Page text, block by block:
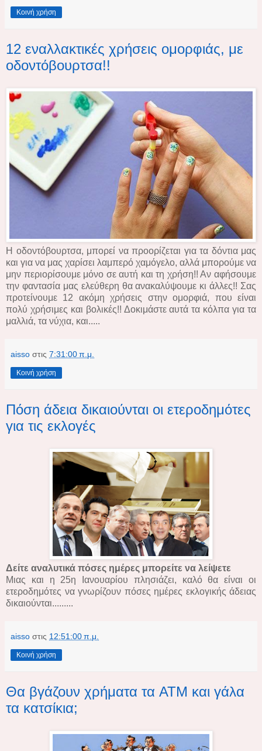
Κοινή χρήση
12 εναλλακτικές χρήσεις ομορφιάς, με
οδοντόβουρτσα!!
Η οδοντόβουρτσα, μπορεί να προορίζεται για τα δόντια μας
και για να μας χαρίσει λαμπερό χαμόγελο, αλλά μπορούμε να
μην περιορίσουμε μόνο σε αυτή και τη χρήση!! Αν αφήσουμε
την φαντασία μας ελεύθερη θα ανακαλύψουμε κι άλλες!! Σας
προτείνουμε 12 ακόμη χρήσεις στην ομορφιά, που είναι
πολύ χρήσιμες και βολικές!! Δοκιμάστε αυτά τα κόλπα για τα
μαλλιά, τα νύχια, και.....
aisso στις 7:31:00 π.μ.
Κοινή χρήση
Πόση άδεια δικαιούνται οι ετεροδημότες
για τις εκλογές
Δείτε αναλυτικά πόσες ημέρες μπορείτε να λείψετε
Μιας και η 25η Ιανουαρίου πλησιάζει, καλό θα είναι οι
ετεροδημότες να γνωρίζουν πόσες ημέρες εκλογικής άδειας
δικαιούνται.........
aisso στις 12:51:00 π.μ.
Κοινή χρήση
Θα βγάζουν χρήματα τα ATM και γάλα
τα κατσίκια;